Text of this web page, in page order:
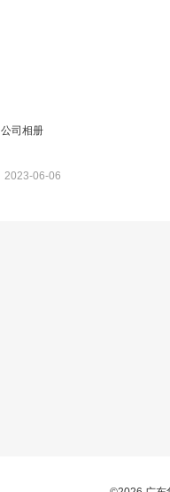
公司相册
2023-06-06